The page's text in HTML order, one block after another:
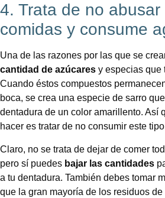
4. Trata de no abusar
comidas y consume
Una de las razones por las que se
cantidad de azúcares y especias que
Cuando éstos compuestos
boca, se crea una especie de sarro
dentadura de un color amarillento. Así
hacer es tratar de no consumir este
Claro, no se trata de dejar de comer
pero sí puedes bajar las cantidades
a tu dentadura. También debes tomar
que la gran mayoría de los residuos de